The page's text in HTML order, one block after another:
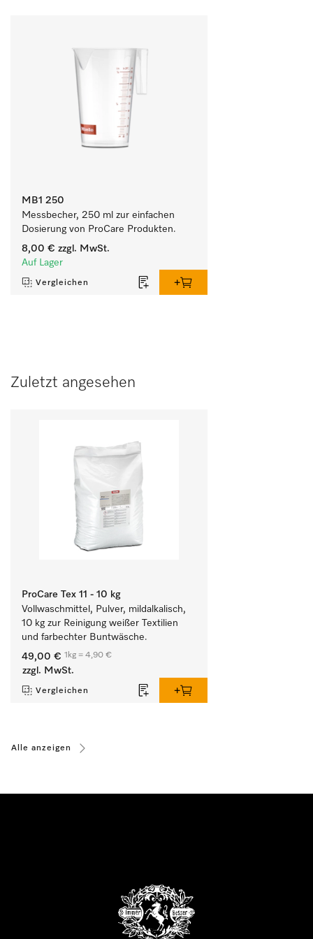
MB1 250
Messbecher, 250 ml zur einfachen
Dosierung von ProCare Produkten.
8,00 € zzgl. MwSt.
Auf Lager
Vergleichen
Zuletzt angesehen
ProCare Tex 11 - 10 kg
Vollwaschmittel, Pulver, mildalkalisch,
10 kg zur Reinigung weißer Textilien
und farbechter Buntwäsche.
49,00 € 1kg = 4,90 €
zzgl. MwSt.
Vergleichen
Alle anzeigen